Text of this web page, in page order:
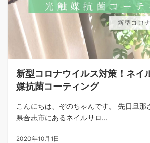
新型コロナウイルス対策！ネイ
媒抗菌コーティング
こんにちは、ぞのちゃんです。 先日旦那
県合志市にあるネイルサロ...
2020年10月1日